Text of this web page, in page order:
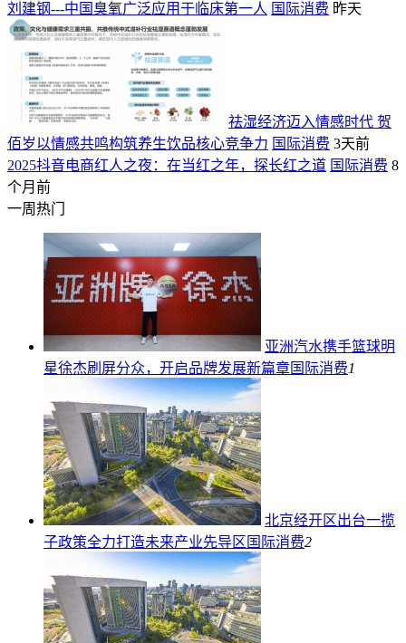
刘建钢---中国臭氧广泛应用于临床第一人 国际消费 昨天
祛湿经济迈入情感时代 贺
佰岁以情感共鸣构筑养生饮品核心竞争力 国际消费 3天前
2025抖音电商红人之夜：在当红之年，探长红之道 国际消费 8
个月前
一周热门
亚洲汽水携手篮球明
星徐杰刷屏分众，开启品牌发展新篇章国际消费1
北京经开区出台一揽
子政策全力打造未来产业先导区 国际消费2